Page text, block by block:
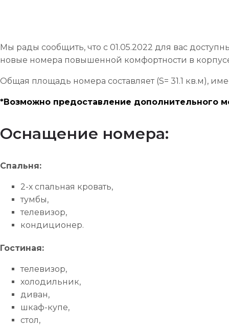
Мы рады сообщить, что с 01.05.2022 для вас
новые номера повышенной комфортности в
Общая площадь номера составляет (S= 31.1 кв.м),
*Возможно предоставление дополнительного
Оснащение номера:
Спальня:
2-х спальная кровать,
тумбы,
телевизор,
кондиционер.
Гостиная:
телевизор,
холодильник,
диван,
шкаф-купе,
стол,